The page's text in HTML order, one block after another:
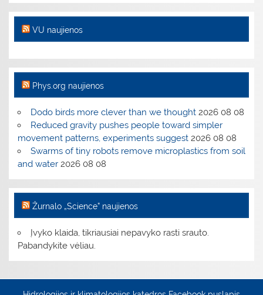
VU naujienos
Phys.org naujienos
Dodo birds more clever than we thought 2026 08 08
Reduced gravity pushes people toward simpler
movement patterns, experiments suggest 2026 08 08
Swarms of tiny robots remove microplastics from soil
and water 2026 08 08
Žurnalo „Science” naujienos
Įvyko klaida, tikriausiai nepavyko rasti srauto.
Pabandykite vėliau.